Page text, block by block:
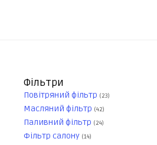
Фільтри
Повітряний фільтр (23)
Масляний фільтр (42)
Паливний фільтр (24)
Фільтр салону (14)